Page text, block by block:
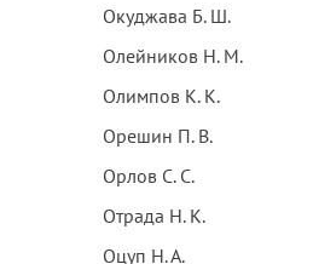
Окуджава Б. Ш.
Олейников Н. М.
Олимпов К. К.
Орешин П. В.
Орлов С. С.
Отрада Н. К.
Оцуп Н. А.